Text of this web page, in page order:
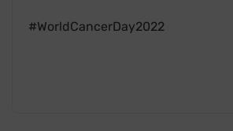
#WorldCancerDay2022